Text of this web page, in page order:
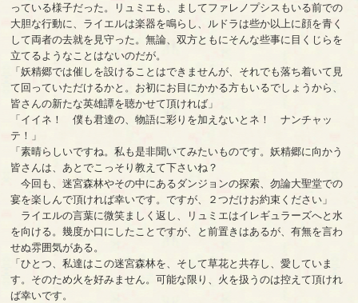
っている様子だった。リュミエも、ましてファレノプシスもいる前での
大胆な行動に、ライエルは楽器を鳴らし、ルドラは些か以上に顔を青く
して両者の去就を見守った。無論、双方ともにそんな些事に目くじらを
立てるようなことはないのだが。
「妖精郷では催しを設けることはできませんが、それでも落ち着いて見
て回っていただけるかと。お初にお目にかかる方もいるでしょうから、
皆さんの新たな英雄譚を聴かせて頂ければ」
「イイネ！ 僕も君達の、物語に彩りを加えないとネ！ ナンチャッ
テ！」
「素晴らしいですね。私も是非聞いてみたいものです。妖精郷に向かう
皆さんは、あとでこっそり教えて下さいね？
今回も、迷宮森林やその中にあるダンジョンの探索、勿論大聖堂での
宴を楽しんで頂ければ幸いです。ですが、２つだけお約束ください」
ライエルの言葉に微笑ましく返し、リュミエはイレギュラーズへと水
を向ける。幾度か口にしたことですが、と前置きはあるが、有無を言わ
せぬ雰囲気がある。
「ひとつ、私達はこの迷宮森林を、そして草花と共存し、愛していま
す。そのため火を好みません。可能な限り、火を扱うのは控えて頂けれ
ば幸いです。